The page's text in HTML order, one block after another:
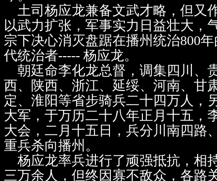
土司杨应龙兼备文武才略，但又
以武力扩张，军事实力日益壮大，
宗下决心消灭盘踞在播州统治800
代统治者----- 杨应龙。
朝廷命李化龙总督，调集四川、
西、陕西、浙江、延绥、河南、甘
定、淮阳等省步骑兵二十四万人，
大军，于万历二十八年正月十五，
大会，二月十五日，兵分川南四路
重兵杀向播州。
杨应龙率兵进行了顽强抵抗，相
三万余人，但终因寡不敌众，各路